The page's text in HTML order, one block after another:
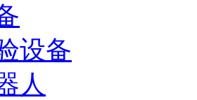
设备
人